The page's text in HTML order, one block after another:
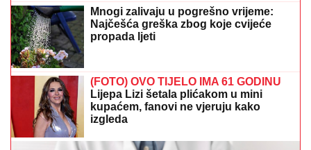
Mnogi zalivaju u pogrešno vrijeme:
Najčešća greška zbog koje cvijeće
propada ljeti
(FOTO) OVO TIJELO IMA 61 GODINU
Lijepa Lizi šetala plićakom u mini
kupaćem, fanovi ne vjeruju kako
izgleda